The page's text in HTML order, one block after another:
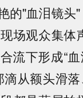
的"血泪镜
场观众集
流下形成“
从额头滑